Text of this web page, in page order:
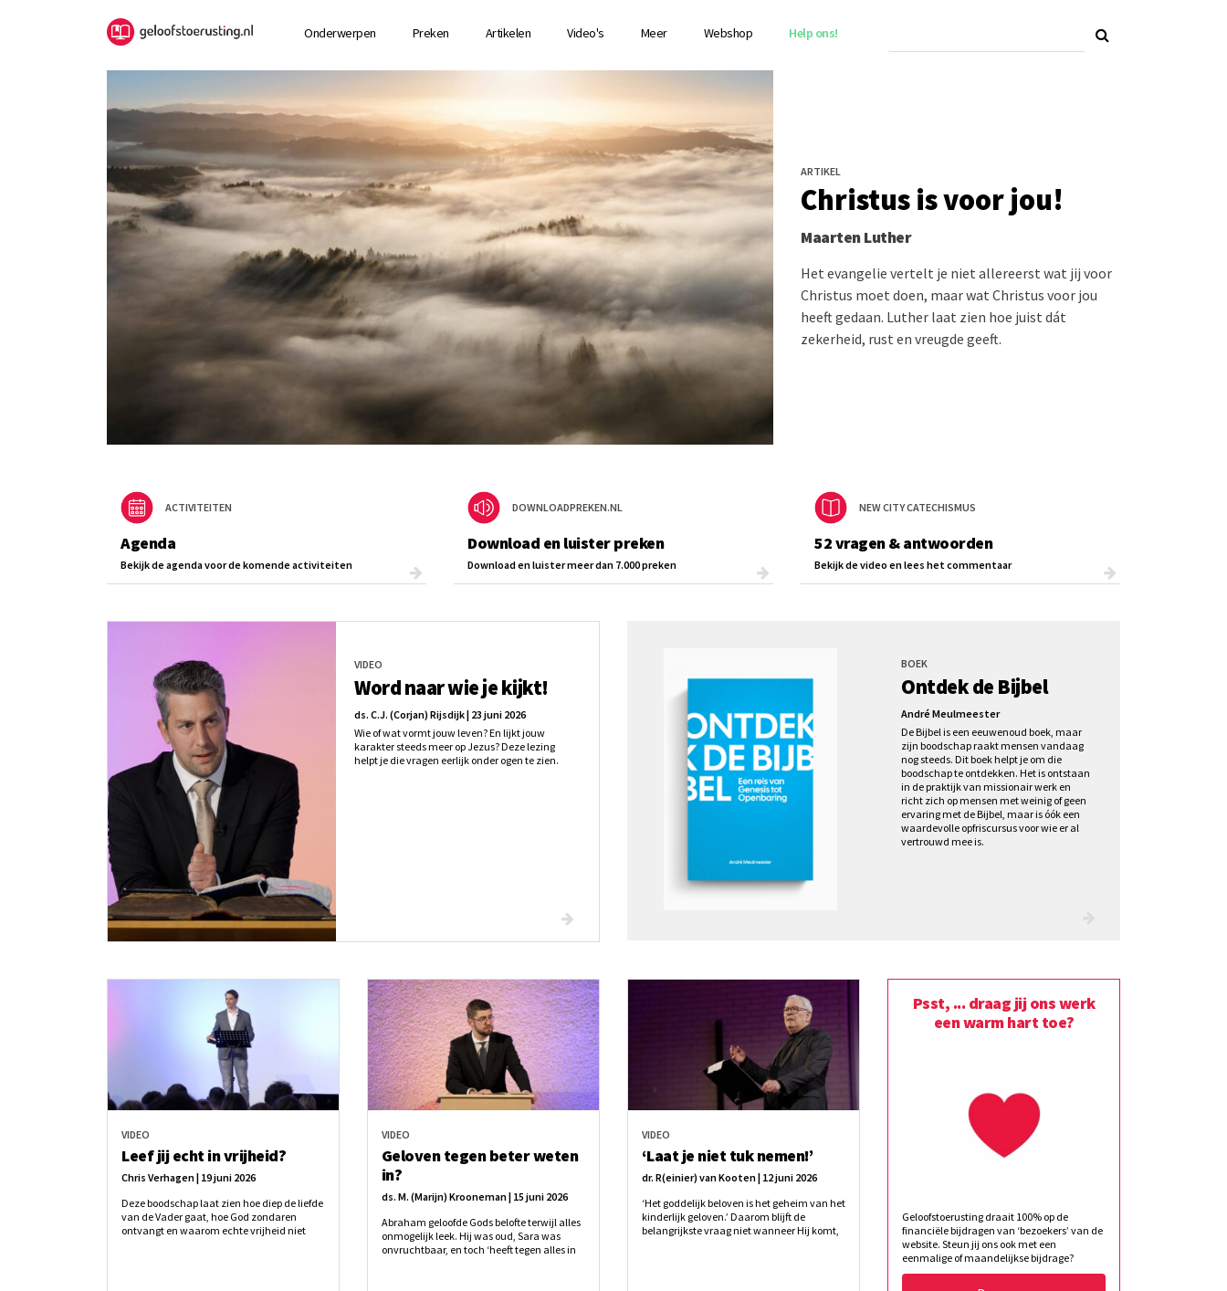
Onderwerpen Preken Artikelen Video's Meer Webshop Help ons!
ARTIKEL
Christus is voor jou!
Maarten Luther
Het evangelie vertelt je niet allereerst wat jij voor
Christus moet doen, maar wat Christus voor jou
heeft gedaan. Luther laat zien hoe juist dát
zekerheid, rust en vreugde geeft.
ACTIVITEITEN
Agenda
Bekijk de agenda voor de komende activiteiten
DOWNLOADPREKEN.NL
Download en luister preken
Download en luister meer dan 7.000 preken
NEW CITY CATECHISMUS
52 vragen & antwoorden
Bekijk de video en lees het commentaar
VIDEO
Word naar wie je kijkt!
ds. C.J. (Corjan) Rijsdijk | 23 juni 2026
Wie of wat vormt jouw leven? En lijkt jouw
karakter steeds meer op Jezus? Deze lezing
helpt je die vragen eerlijk onder ogen te zien.
BOEK
Ontdek de Bijbel
André Meulmeester
De Bijbel is een eeuwenoud boek, maar
zijn boodschap raakt mensen vandaag
nog steeds. Dit boek helpt je om die
boodschap te ontdekken. Het is ontstaan
in de praktijk van missionair werk en
richt zich op mensen met weinig of geen
ervaring met de Bijbel, maar is óók een
waardevolle opfriscursus voor wie er al
vertrouwd mee is.
VIDEO
Leef jij echt in vrijheid?
Chris Verhagen | 19 juni 2026
Deze boodschap laat zien hoe diep de liefde
van de Vader gaat, hoe God zondaren
ontvangt en waarom echte vrijheid niet
VIDEO
Geloven tegen beter weten
in?
ds. M. (Marijn) Krooneman | 15 juni 2026
Abraham geloofde Gods belofte terwijl alles
onmogelijk leek. Hij was oud, Sara was
onvruchtbaar, en toch ‘heeft tegen alles in
VIDEO
‘Laat je niet tuk nemen!’
dr. R(einier) van Kooten | 12 juni 2026
‘Het goddelijk beloven is het geheim van het
kinderlijk geloven.’ Daarom blijft de
belangrijkste vraag niet wanneer Hij komt,
Psst, ... draag jij ons werk
een warm hart toe?
Geloofstoerusting draait 100% op de
financiële bijdragen van ‘bezoekers’ van de
website. Steun jij ons ook met een
eenmalige of maandelijkse bijdrage?